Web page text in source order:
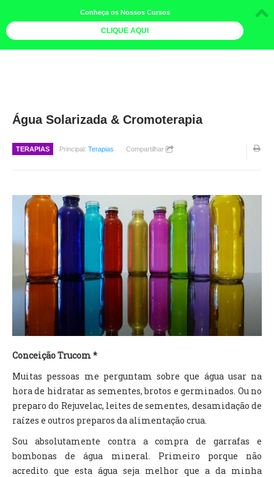
MAIS
BOLETINS
GALERIA DE FOTOS
PÓS-OFICINAS
COLABORADORES
TV DE BEM COM A NATUREZA
FALE CONOSCO
Água Solarizada & Cromoterapia
TERAPIAS Principal: Terapias Compartilhar
Conceição Trucom *
Muitas pessoas me perguntam sobre que água usar na
hora de hidratar as sementes, brotos e germinados. Ou no
preparo do Rejuvelac, leites de sementes, desamidação de
raízes e outros preparos da alimentação crua.
Sou absolutamente contra a compra de garrafas e
bombonas de água mineral. Primeiro porque não
acredito que esta água seja melhor que a da minha
Conheça os Nossos Cursos
CLIQUE AQUI